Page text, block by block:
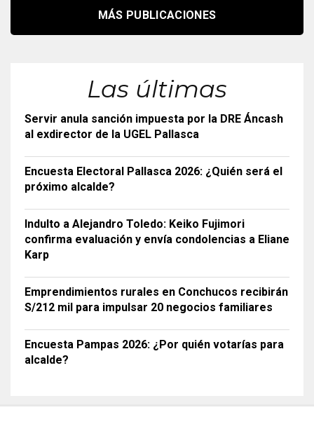
MÁS PUBLICACIONES
Las últimas
Servir anula sanción impuesta por la DRE Áncash
al exdirector de la UGEL Pallasca
Encuesta Electoral Pallasca 2026: ¿Quién será el
próximo alcalde?
Indulto a Alejandro Toledo: Keiko Fujimori
confirma evaluación y envía condolencias a Eliane
Karp
Emprendimientos rurales en Conchucos recibirán
S/212 mil para impulsar 20 negocios familiares
Encuesta Pampas 2026: ¿Por quién votarías para
alcalde?